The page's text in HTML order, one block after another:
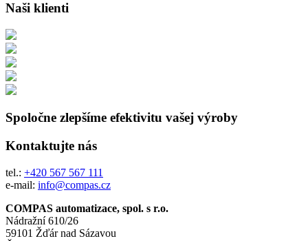
Naši klienti
Spoločne zlepšíme efektivitu vašej výroby
Kontaktujte nás
tel.: +420 567 567 111
e-mail: info@compas.cz
COMPAS automatizace, spol. s r.o.
Nádražní 610/26
59101 Žďár nad Sázavou